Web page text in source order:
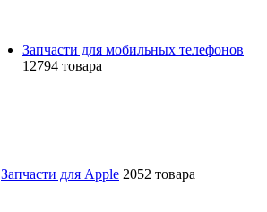
Запчасти для мобильных телефонов
12794 товара
Запчасти для Apple 2052 товара